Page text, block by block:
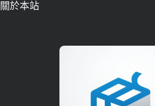
關於本站